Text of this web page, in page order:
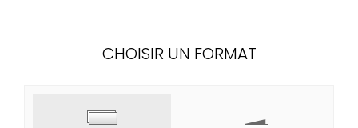
CHOISIR UN FORMAT